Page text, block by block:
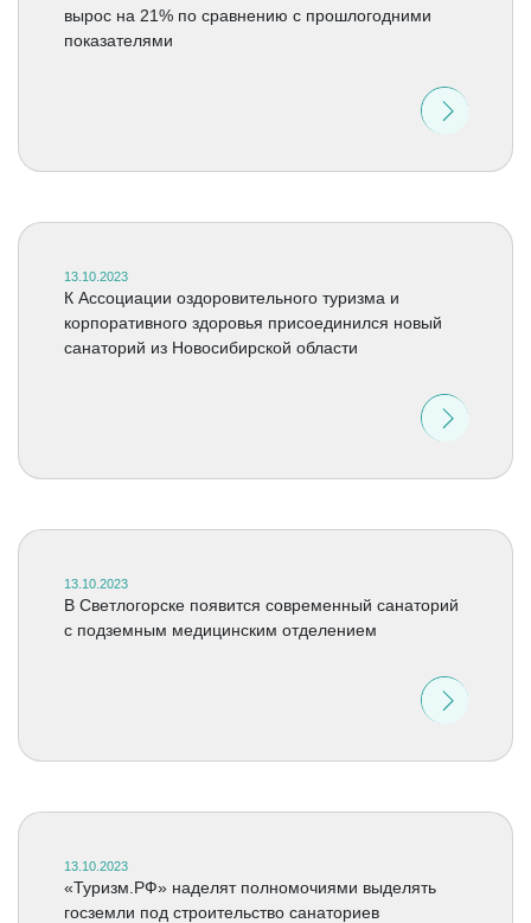
вырос на 21% по сравнению с прошлогодними
показателями
13.10.2023
К Ассоциации оздоровительного туризма и
корпоративного здоровья присоединился новый
санаторий из Новосибирской области
13.10.2023
В Светлогорске появится современный санаторий
с подземным медицинским отделением
13.10.2023
«Туризм.РФ» наделят полномочиями выделять
госземли под строительство санаториев